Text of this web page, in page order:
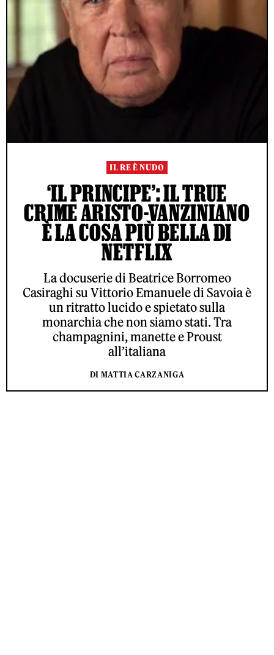
IL RE È NUDO
‘IL PRINCIPE’: IL TRUE
CRIME ARISTO-VANZINIANO
È LA COSA PIÙ BELLA DI
NETFLIX
La docuserie di Beatrice Borromeo
Casiraghi su Vittorio Emanuele di Savoia è
un ritratto lucido e spietato sulla
monarchia che non siamo stati. Tra
champagnini, manette e Proust
all’italiana
DI MATTIA CARZANIGA